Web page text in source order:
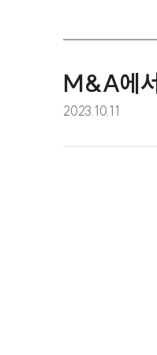
M&A에
2023.10.11